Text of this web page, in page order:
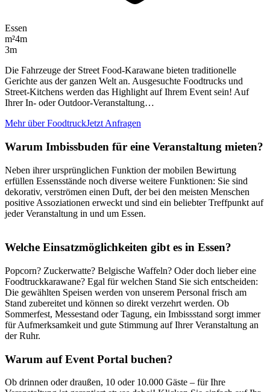
Essen
m²4m
3m
Die Fahrzeuge der Street Food-Karawane bieten traditionelle
Gerichte aus der ganzen Welt an. Ausgesuchte Foodtrucks und
Street-Kitchens werden das Highlight auf Ihrem Event sein! Auf
Ihrer In- oder Outdoor-Veranstaltung…
Mehr über FoodtruckJetzt Anfragen
Warum Imbissbuden für eine Veranstaltung mieten?
Neben ihrer ursprünglichen Funktion der mobilen Bewirtung
erfüllen Essensstände noch diverse weitere Funktionen: Sie sind
dekorativ, verströmen einen Duft, der bei den meisten Menschen
positive Assoziationen erweckt und sind ein beliebter Treffpunkt auf
jeder Veranstaltung in und um Essen.
Welche Einsatzmöglichkeiten gibt es in Essen?
Popcorn? Zuckerwatte? Belgische Waffeln? Oder doch lieber eine
Foodtruckkarawane? Egal für welchen Stand Sie sich entscheiden:
Die gewählten Speisen werden von unserem Personal frisch am
Stand zubereitet und können so direkt verzehrt werden. Ob
Sommerfest, Messestand oder Tagung, ein Imbissstand sorgt immer
für Aufmerksamkeit und gute Stimmung auf Ihrer Veranstaltung an
der Ruhr.
Warum auf Event Portal buchen?
Ob drinnen oder draußen, 10 oder 10.000 Gäste – für Ihre